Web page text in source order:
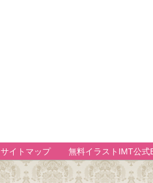
サイトマップ 無料イラストIMT公式